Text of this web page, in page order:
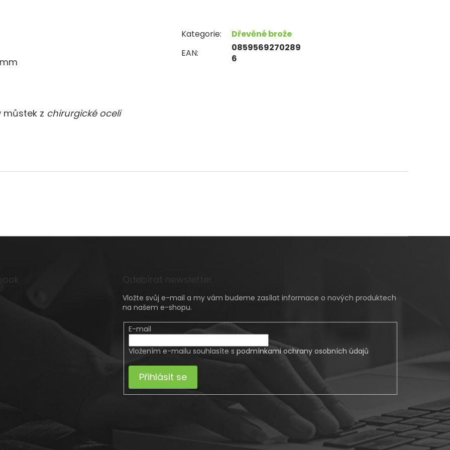
můstek z chirurgické oceli
Kategorie:
Dřevěné brože
EAN:
0859569270289
6
Vložte svůj e-mail a my vám budeme zasílat informace o nových produktech
na našem e-shopu.
E-mail
Vložením e-mailu souhlasíte s podmínkami ochrany osobních údajů
Přihlásit se